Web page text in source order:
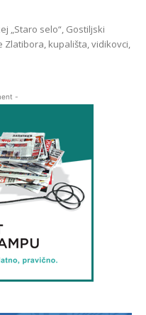
„Staro selo“, Gostiljski
Zlatibora, kupališta, vidikovci,
-